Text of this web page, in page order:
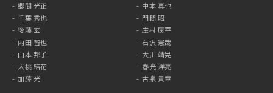
郷間 光正
中本 真也
千葉 秀也
門間 昭
後藤 玄
庄村 康平
内田 智也
石沢 憲哉
山本 邦子
大川 靖晃
大桃 結花
春光 洋亮
加藤 光
古泉 貴章